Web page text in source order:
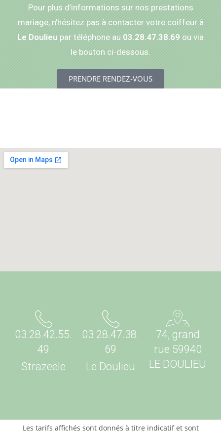
Pour plus d’informations sur nos prestations
mariage, n’hésitez pas à contacter votre coiffeur à
Le Doulieu par téléphone au 03.28.47.38.69 ou via
le bouton ci-dessous.
PRENDRE RENDEZ-VOUS
03.28.42.55.
49
Strazeele
03.28.47.38.
69
Le Doulieu
74, grand
rue 59940
LE DOULIEU
Les tarifs affichés sont donnés à titre indicatif et sont